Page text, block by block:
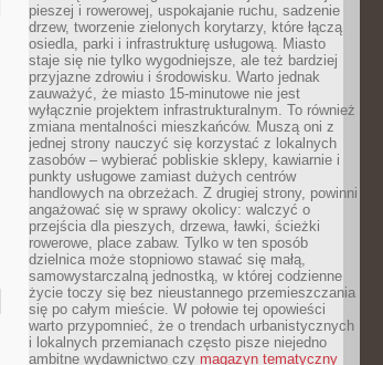
pieszej i rowerowej, uspokajanie ruchu, sadzenie
drzew, tworzenie zielonych korytarzy, które łączą
osiedla, parki i infrastrukturę usługową. Miasto
staje się nie tylko wygodniejsze, ale też bardziej
przyjazne zdrowiu i środowisku. Warto jednak
zauważyć, że miasto 15-minutowe nie jest
wyłącznie projektem infrastrukturalnym. To również
zmiana mentalności mieszkańców. Muszą oni z
jednej strony nauczyć się korzystać z lokalnych
zasobów – wybierać pobliskie sklepy, kawiarnie i
punkty usługowe zamiast dużych centrów
handlowych na obrzeżach. Z drugiej strony, powinni
angażować się w sprawy okolicy: walczyć o
przejścia dla pieszych, drzewa, ławki, ścieżki
rowerowe, place zabaw. Tylko w ten sposób
dzielnica może stopniowo stawać się małą,
samowystarczalną jednostką, w której codzienne
życie toczy się bez nieustannego przemieszczania
się po całym mieście. W połowie tej opowieści
warto przypomnieć, że o trendach urbanistycznych
i lokalnych przemianach często pisze niejedno
ambitne wydawnictwo czy magazyn tematyczny